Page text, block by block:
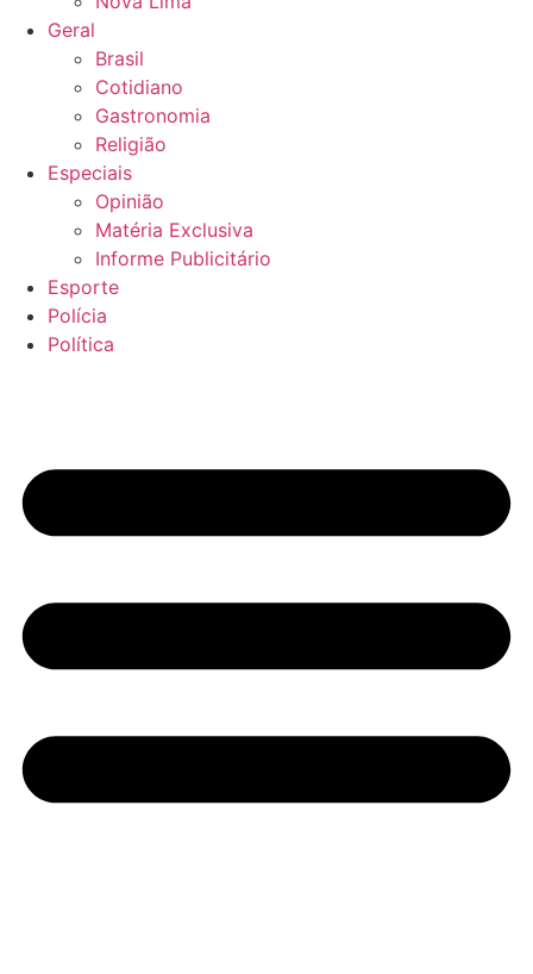
Geral
Brasil
Cotidiano
Gastronomia
Religião
Especiais
Opinião
Matéria Exclusiva
Informe Publicitário
Esporte
Polícia
Política